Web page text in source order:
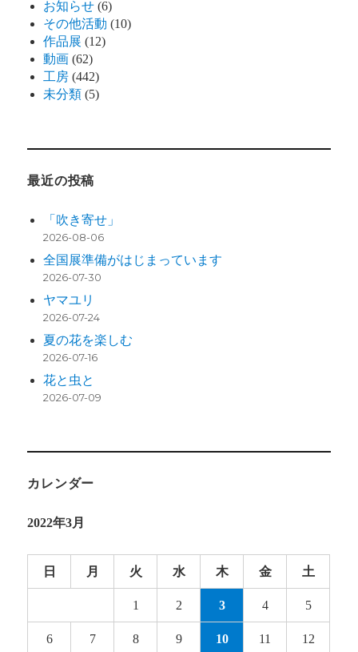
お知らせ (6)
その他活動 (10)
作品展 (12)
動画 (62)
工房 (442)
未分類 (5)
最近の投稿
「吹き寄せ」
2026-08-06
全国展準備がはじまっています
2026-07-30
ヤマユリ
2026-07-24
夏の花を楽しむ
2026-07-16
花と虫と
2026-07-09
カレンダー
2022年3月
日 月 火 水 木 金 土
1 2 3 4 5
6 7 8 9 10 11 12